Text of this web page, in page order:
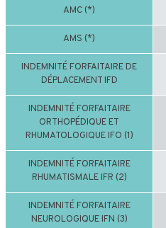
AMC (*)
AMS (*)
INDEMNITÉ FORFAITAIRE DE
DÉPLACEMENT IFD
INDEMNITÉ FORFAITAIRE
ORTHOPÉDIQUE ET
RHUMATOLOGIQUE IFO (1)
INDEMNITÉ FORFAITAIRE
RHUMATISMALE IFR (2)
INDEMNITÉ FORFAITAIRE
NEUROLOGIQUE IFN (3)